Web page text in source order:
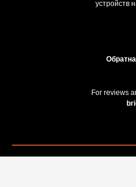
устройств
For reviews